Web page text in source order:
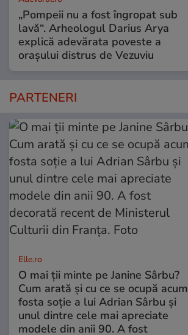
„Pompeii nu a fost îngropat sub
lavă“. Arheologul Darius Arya
explică adevărata poveste a
orașului distrus de Vezuviu
PARTENERI
Elle.ro
O mai ții minte pe Janine Sârbu?
Cum arată și cu ce se ocupă acum
fosta soție a lui Adrian Sârbu și
unul dintre cele mai apreciate
modele din anii 90. A fost